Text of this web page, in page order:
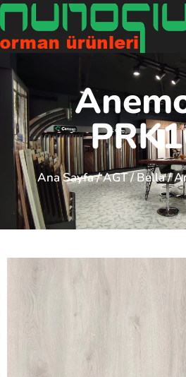
Ana Sayfa/AGT/Bella/